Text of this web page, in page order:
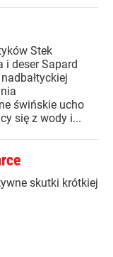
Stek
i deser Sapard
świńskie ucho
się z wody i...
skutki krótkiej